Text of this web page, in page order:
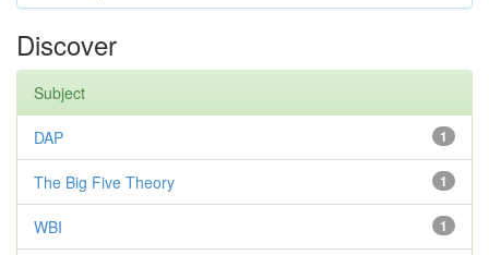
Discover
Subject
1
DAP
1
The Big Five Theory
1
WBI